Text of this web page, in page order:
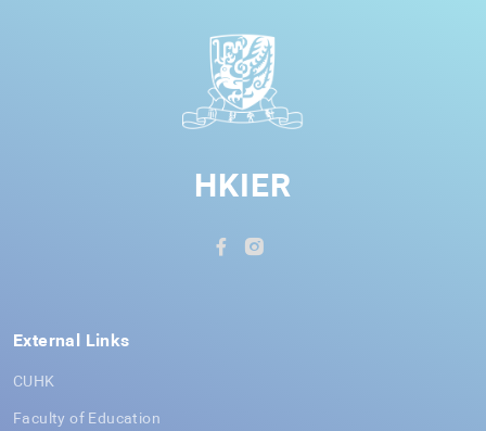
HKIER
External Links
CUHK
Faculty of Education